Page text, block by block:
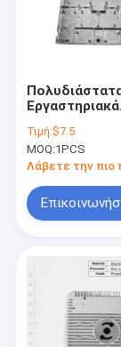
βίντεο
Εργαστηριακά
Ασημένια
μέρη
Τιμή:$7.5
MOQ:1PCS